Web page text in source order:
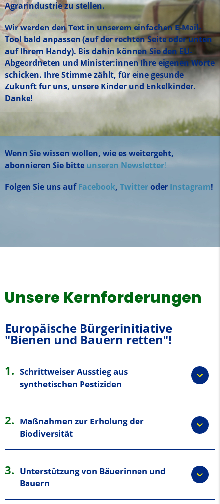
Agrarindustrie zu stellen.
Wir werden den Text in unserem einfachen E-Mail-
Tool bald anpassen (auf der rechten Seite oder unten
auf Ihrem Handy). Bis dahin können Sie den EU-
Abgeordneten und Minister:innen Ihre eigenen Worte
schicken. Ihre Stimme zählt, für eine gesunde
Zukunft für uns, unsere Kinder und Enkelkinder.
Danke!
Wenn Sie wissen wollen, wie es weitergeht,
abonnieren Sie bitte unseren Newsletter!
Folgen Sie uns aufFacebook, Twitteroder Instagram!
Unsere Kernforderungen
Europäische Bürgerinitiative
"Bienen und Bauern retten"!
Schrittweiser Ausstieg aus
synthetischen Pestiziden
Landwirtschaft soll bis 2030 um 80% reduziert werden.
Bis 2035 sollen die EU-Mitgliedstaaten komplett
Maßnahmen zur Erholung der
Biodiversität
landwirtschaftliche Flächen so gestaltet werden, dass sie
die Artenvielfalt fördern.
Unterstützung von Bäuerinnen und
Bauern